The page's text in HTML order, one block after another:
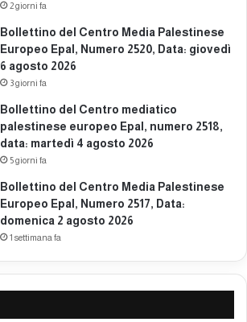
2 giorni fa
Bollettino del Centro Media Palestinese
Europeo Epal, Numero 2520, Data: giovedì
6 agosto 2026
3 giorni fa
Bollettino del Centro mediatico
palestinese europeo Epal, numero 2518,
data: martedì 4 agosto 2026
5 giorni fa
Bollettino del Centro Media Palestinese
Europeo Epal, Numero 2517, Data:
domenica 2 agosto 2026
1 settimana fa